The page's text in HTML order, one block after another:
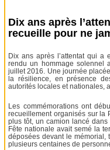
Dix ans après
recueille pour ne
Dix ans après l’attentat qui a
rendu un hommage solennel
juillet 2016. Une journée
la résilience, en présence
autorités locales et nationales,
Les commémorations ont
recueillement organisés sur la
plus tôt, un camion lancé
Fête nationale avait semé la
déposées devant le mémorial,
plusieurs centaines de